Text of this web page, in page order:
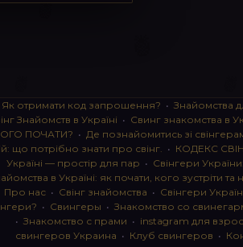
Як отримати код запрошення? • Знайомства
Знайомств в Україні • Свинг знакомства в
ПОЧАТИ? • Де познайомитись зі
що потрібно знати про свінг. • КОДЕКС
Україні — простір для пар • Свінгери
в Україні: як почати, кого зустріти
Про нас • Свінг знайомства • Свінгери
• Свингеры • Знакомство со
• Знакомство с прами • instagram для
свингеров Украина • Клуб свингеров •